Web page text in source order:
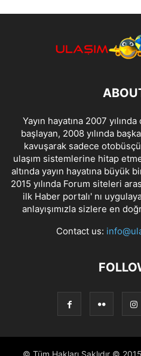
Yayın hayatına 2007
başlayan, 2008 yılında
kavuşarak sadece
ulaşım sistemlerine hitap
altında yayın hayatına büyük
2015 yılında Forum siteleri
ilk Haber portalı' nı
anlayışımızla sizlere en
Contact us:
© Tüm Hakları Saklıdır ©